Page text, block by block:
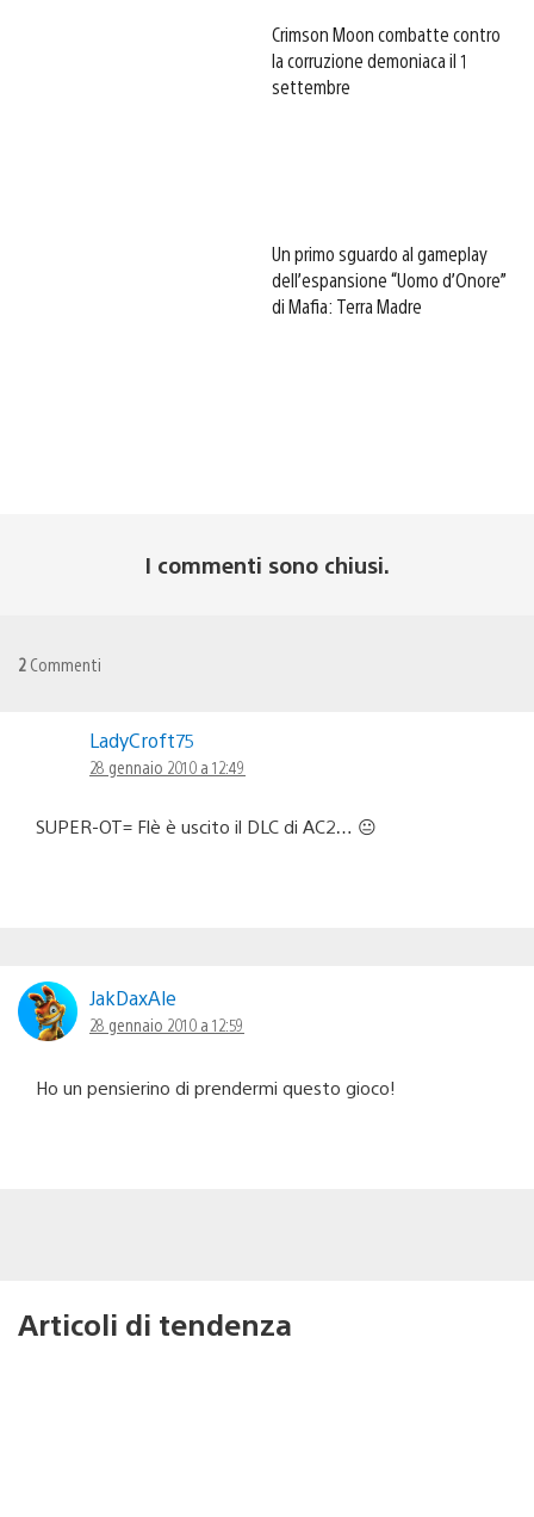
Crimson Moon combatte contro
la corruzione demoniaca il 1
settembre
Un primo sguardo al gameplay
dell’espansione “Uomo d’Onore”
di Mafia: Terra Madre
I commenti sono chiusi.
2 Commenti
LadyCroft75
28 gennaio 2010 a 12:49
SUPER-OT= Flè è uscito il DLC di AC2… 😐
JakDaxAle
28 gennaio 2010 a 12:59
Ho un pensierino di prendermi questo gioco!
Articoli di tendenza